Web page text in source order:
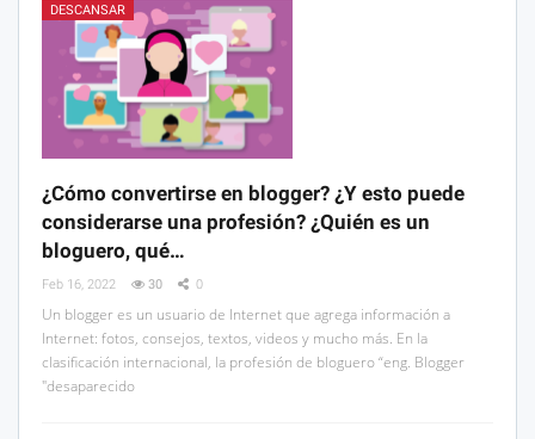
DESCANSAR
¿Cómo convertirse en blogger? ¿Y esto puede
considerarse una profesión? ¿Quién es un
bloguero, qué…
Feb 16, 2022 30 0
Un blogger es un usuario de Internet que agrega información a
Internet: fotos, consejos, textos, videos y mucho más. En la
clasificación internacional, la profesión de bloguero “eng. Blogger
"desaparecido